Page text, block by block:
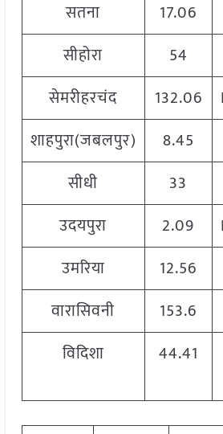
सतना 17.06
सीहोरा
54
सेमरीहरचंद
132.06
शाहपुरा(जबलपुर)
8.45
सीधी
33
उदयपुरा
2.09
उमरिया
12.56
वारासिवनी
153.6
विदिशा
44.41